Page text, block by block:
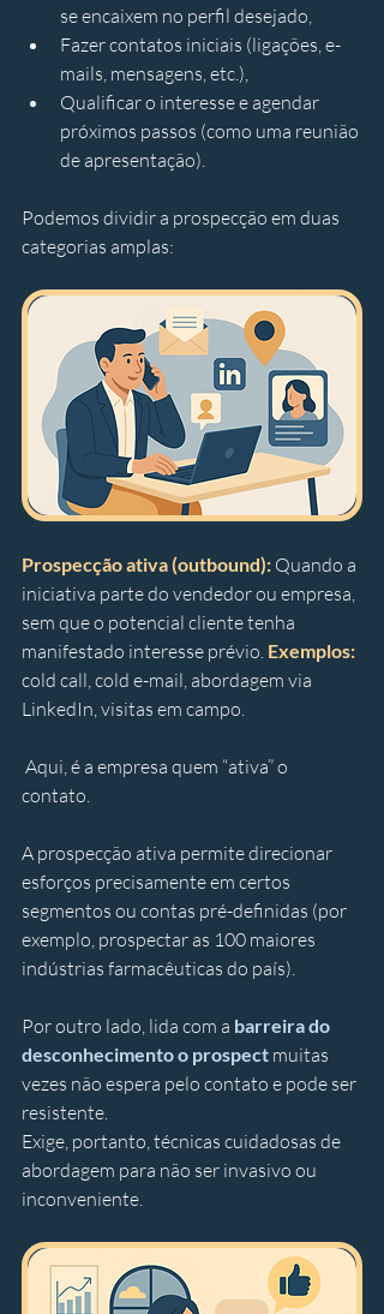
se encaixem no perfil desejado,
Fazer contatos iniciais (ligações, e-
mails, mensagens, etc.),
Qualificar o interesse e agendar
próximos passos (como uma reunião
de apresentação).
Podemos dividir a prospecção em duas
categorias amplas:
Prospecção ativa (outbound): Quando a
iniciativa parte do vendedor ou empresa,
sem que o potencial cliente tenha
manifestado interesse prévio. Exemplos:
cold call, cold e-mail, abordagem via
LinkedIn, visitas em campo.
contato.
A prospecção ativa permite direcionar
esforços precisamente em certos
segmentos ou contas pré-definidas (por
exemplo, prospectar as 100 maiores
indústrias farmacêuticas do país).
Por outro lado, lida com a barreira do
desconhecimento o prospect muitas
vezes não espera pelo contato e pode ser
resistente.
Exige, portanto, técnicas cuidadosas de
abordagem para não ser invasivo ou
inconveniente.